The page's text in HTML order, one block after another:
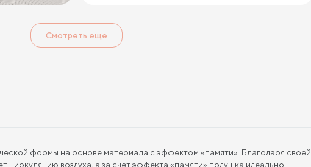
Смотреть еще
формы на основе материала с эффектом «памяти». Благодаря своей
циркуляцию воздуха, а за счет эффекта «памяти» подушка идеально